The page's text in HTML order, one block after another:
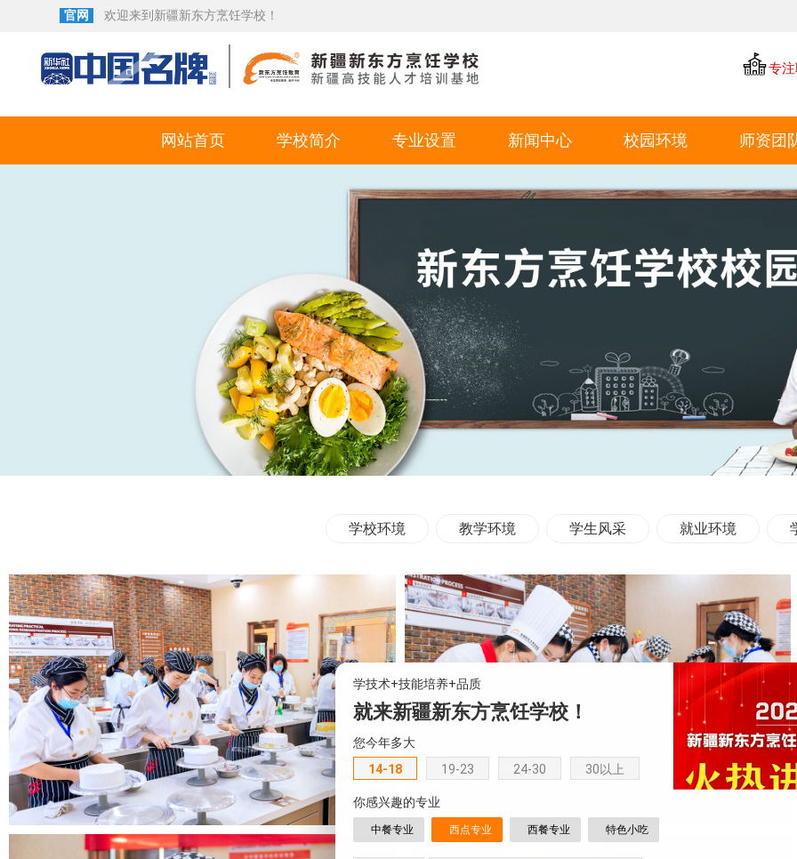
官网 欢迎来到新疆新东方烹饪学校！
专
网站首页 学校简介 专业设置
西餐专业
特色短期
新闻中心
就业动态
校园环境
学生风采
就业环境
师资团
学校环境 教学环境 学生风采 就业环境
学技术+技能培养+品质
就来新疆新东方烹饪学校！
您今年多大
14-18
19-23 24-30 30以上
你感兴趣的专业
中餐专业 西点专业 西餐专业 特色小吃